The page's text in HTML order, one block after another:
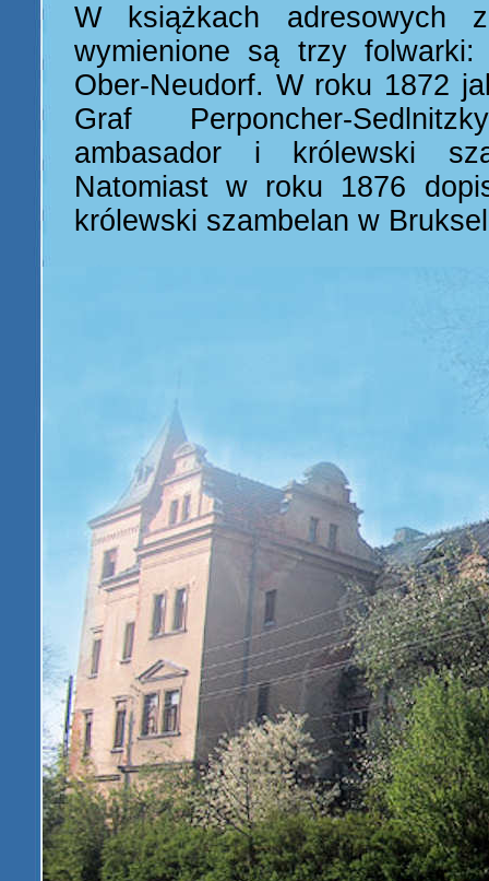
W książkach
wymienione są trzy
Ober-Neudorf. W roku 1872
Graf Perponcher-
ambasador i królewski
Natomiast w roku 1876
królewski szambelan w